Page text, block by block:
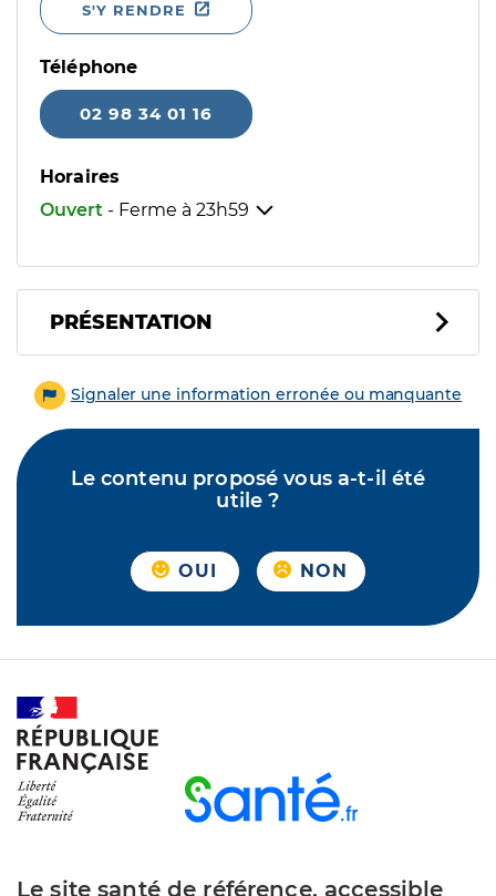
S'Y RENDRE
Téléphone
02 98 34 01 16
Horaires
Ouvert - Ferme à 23h59
PRÉSENTATION
Signaler une information erronée ou manquante
Le contenu proposé vous a-t-il été
utile ?
OUI NON
Le site santé de référence, accessible